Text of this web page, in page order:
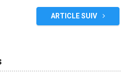
ARTICLE SUIV